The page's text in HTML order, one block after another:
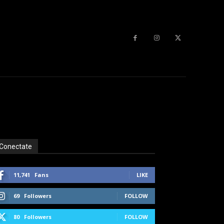
11,741 Fans LIKE
69 Followers FOLLOW
80 Followers FOLLOW